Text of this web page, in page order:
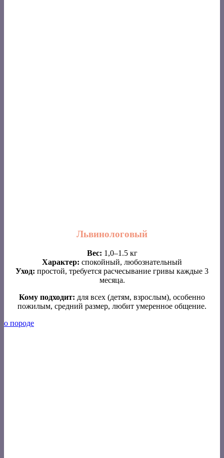
Львинологовый
Вес: 1,0–1.5 кг
Характер: спокойный, любознательный
Уход: простой, требуется расчесывание гривы каждые 3
месяца.
Кому подходит: для всех (детям, взрослым), особенно
пожилым, средний размер, любит умеренное общение.
о породе